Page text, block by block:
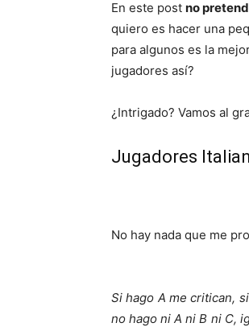
En este post no
quiero es hacer una
para algunos es la
jugadores así?
¿Intrigado? Vamos al
Jugadores
No hay nada que me
Si hago A me critican,
no hago ni A ni B ni C,